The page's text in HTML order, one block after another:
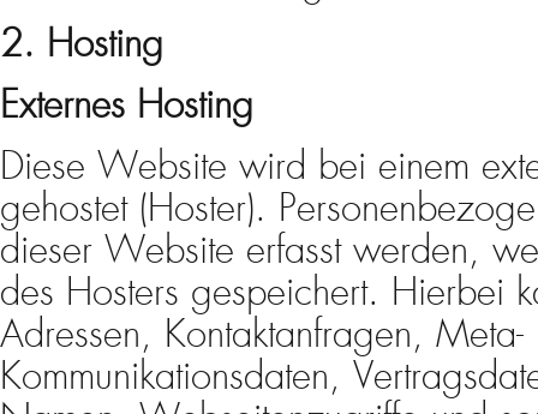
2. Hosting
Externes Hosting
Diese Website wird bei einem
gehostet (Hoster).
dieser Website erfasst werden,
des Hosters gespeichert. Hierbei
Adressen, Kontaktanfragen, Meta-
Kommunikationsdaten,